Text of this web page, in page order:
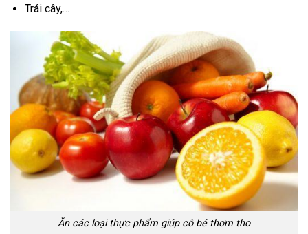
Trái cây,…
Ăn các loại thực phẩm giúp cô bé thơm tho